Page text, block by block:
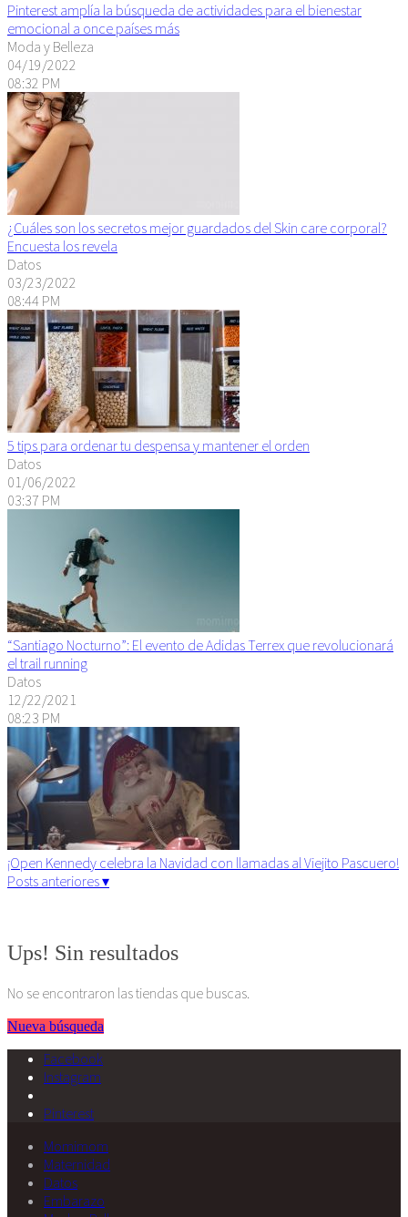
Pinterest amplía la búsqueda de actividades para el bienestar
emocional a once países más
Moda y Belleza
04/19/2022
08:32 PM
¿Cuáles son los secretos mejor guardados del Skin care corporal?
Encuesta los revela
Datos
03/23/2022
08:44 PM
5 tips para ordenar tu despensa y mantener el orden
Datos
01/06/2022
03:37 PM
“Santiago Nocturno”: El evento de Adidas Terrex que revolucionará
el trail running
Datos
12/22/2021
08:23 PM
¡Open Kennedy celebra la Navidad con llamadas al Viejito Pascuero!
Posts anteriores ▾
Ups! Sin resultados
No se encontraron las tiendas que buscas.
Nueva búsqueda
Facebook
Instagram
Pinterest
Momimom
Maternidad
Datos
Embarazo